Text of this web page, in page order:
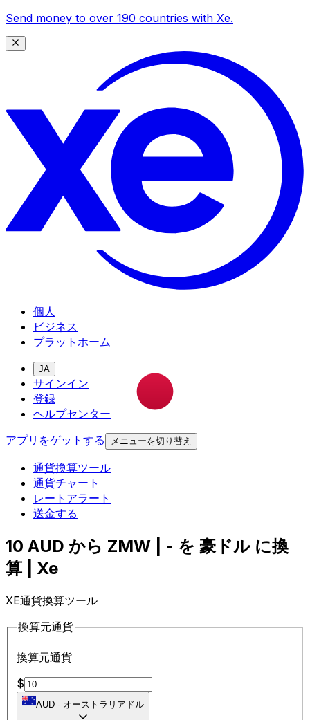
Send money to over 190 countries with Xe.
個人
ビジネス
プラットホーム
JA
サインイン
登録
ヘルプセンター
アプリをゲットする
メニューを切り替え
通貨換算ツール
通貨チャート
レートアラート
送金する
10 AUD から ZMW | - を 豪ドル に換
算 | Xe
XE通貨換算ツール
換算元通貨
換算元通貨
$
AUD - オーストラリアドル